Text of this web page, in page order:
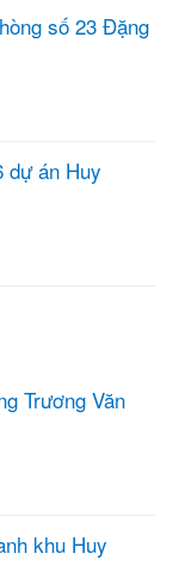
số 23 Đặng
dự án Huy
Trương Văn
khu Huy